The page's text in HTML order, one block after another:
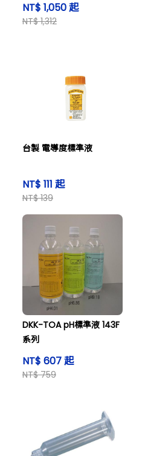
NT$ 1,050 起
NT$ 1,312
台製 電導度標準液
NT$ 111 起
NT$ 139
DKK-TOA pH標準液 143F
系列
NT$ 607 起
NT$ 759